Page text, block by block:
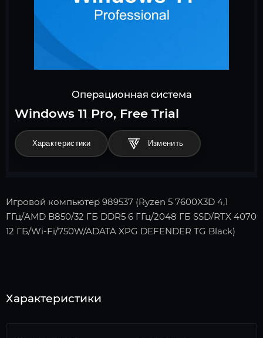
Операционная система
Windows 11 Pro, Free Trial
Характеристики
Игровой компьютер 989537 (Ryzen 5 7600X3D 4,1
ГГц/AMD B850/32 ГБ DDR5 6 ГГц/2048 ГБ SSD/RTX 4070
12 ГБ/Wi-Fi/750W/ADATA XPG DEFENDER TG Black)
Характеристики